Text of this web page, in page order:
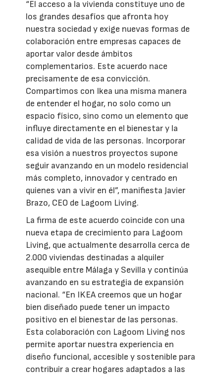
“El acceso a la vivienda constituye uno de
los grandes desafíos que afronta hoy
nuestra sociedad y exige nuevas formas de
colaboración entre empresas capaces de
aportar valor desde ámbitos
complementarios. Este acuerdo nace
precisamente de esa convicción.
Compartimos con Ikea una misma manera
de entender el hogar, no solo como un
espacio físico, sino como un elemento que
influye directamente en el bienestar y la
calidad de vida de las personas. Incorporar
esa visión a nuestros proyectos supone
seguir avanzando en un modelo residencial
más completo, innovador y centrado en
quienes van a vivir en él”, manifiesta Javier
Brazo, CEO de Lagoom Living.
La firma de este acuerdo coincide con una
nueva etapa de crecimiento para Lagoom
Living, que actualmente desarrolla cerca de
2.000 viviendas destinadas a alquiler
asequible entre Málaga y Sevilla y continúa
avanzando en su estrategia de expansión
nacional. “En IKEA creemos que un hogar
bien diseñado puede tener un impacto
positivo en el bienestar de las personas.
Esta colaboración con Lagoom Living nos
permite aportar nuestra experiencia en
diseño funcional, accesible y sostenible para
contribuir a crear hogares adaptados a las